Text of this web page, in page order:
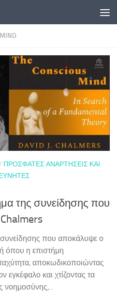
ΠΡΌΣΦΑΤΕΣ ΑΝΑΡΤΉΣΕΙΣ ΚΑΙ
της συνείδησης που
που αποκάλυψε ο
όπου η επιστήμη
αποκωδικοποιώντας
εγκέφαλο και χτίζοντας τα
νοημοσύνης,...